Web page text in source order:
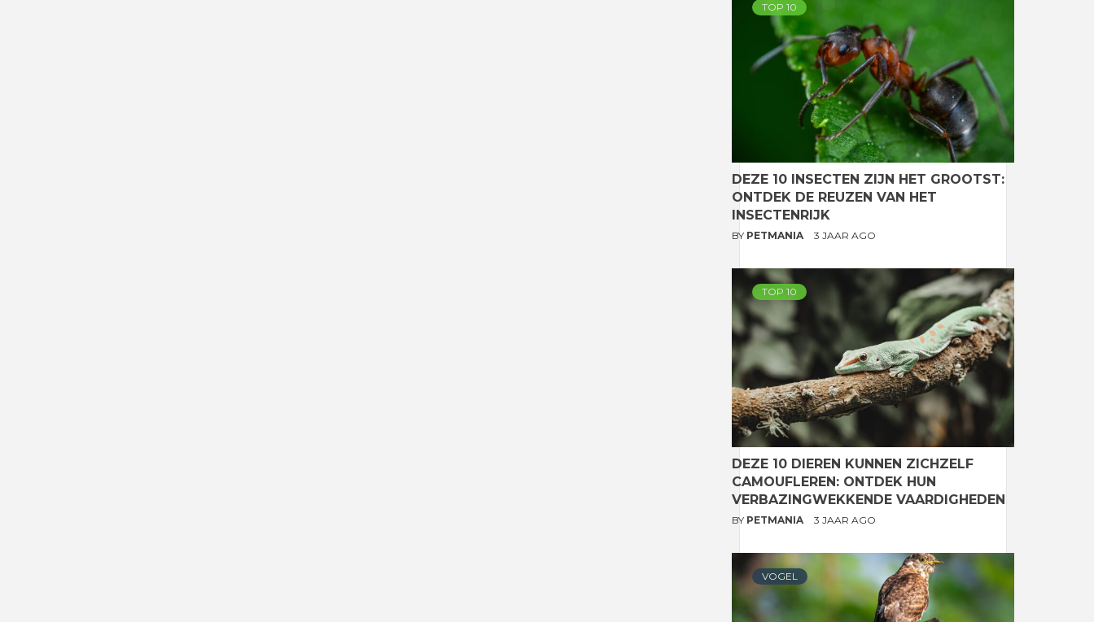
TOP 10
DEZE 10 INSECTEN ZIJN HET GROOTST:
ONTDEK DE REUZEN VAN HET
INSECTENRIJK
BY PETMANIA 3 JAAR AGO
TOP 10
DEZE 10 DIEREN KUNNEN ZICHZELF
CAMOUFLEREN: ONTDEK HUN
VERBAZINGWEKKENDE VAARDIGHEDEN
BY PETMANIA 3 JAAR AGO
VOGEL